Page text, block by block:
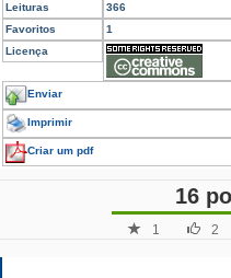
Leituras
366
Favoritos
1
Licença
Enviar
Imprimir
Criar um pdf
16
2
1